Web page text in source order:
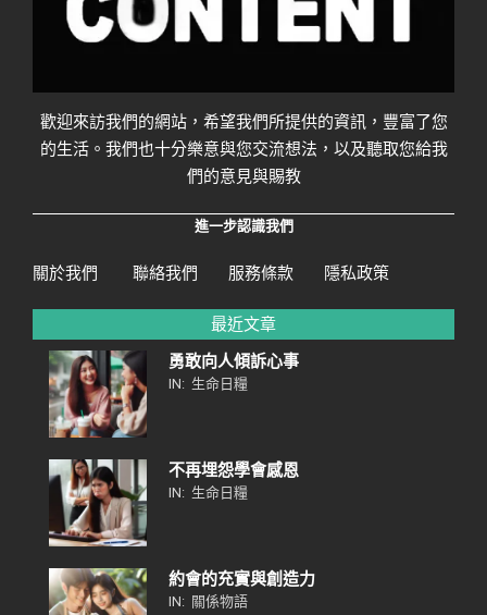
歡迎來訪我們的網站，希望我們所提供的資訊，豐富了您
的生活。我們也十分樂意與您交流想法，以及聽取您給我
們的意見與賜教
進一步認識我們
關於我們 聯絡我們 服務條款 隱私政策
最近文章
勇敢向人傾訴心事
IN: 生命日糧
不再埋怨學會感恩
IN: 生命日糧
約會的充實與創造力
IN: 關係物語